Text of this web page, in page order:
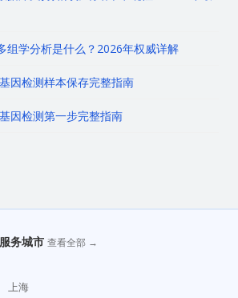
组学分析是什么？2026年权威详解
因检测样本保存完整指南
因检测第一步完整指南
务城市 查看全部 →
上海